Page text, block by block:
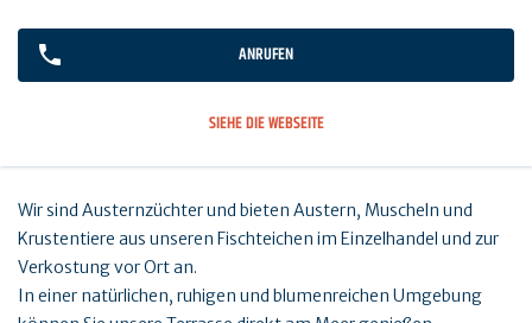
ANRUFEN
SIEHE DIE WEBSEITE
Wir sind Austernzüchter und bieten Austern, Muscheln und
Krustentiere aus unseren Fischteichen im Einzelhandel und zur
Verkostung vor Ort an.
In einer natürlichen, ruhigen und blumenreichen Umgebung